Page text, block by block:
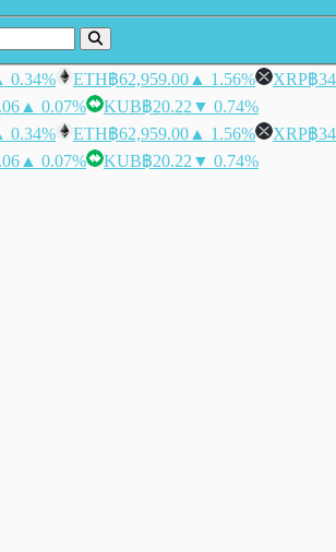
0.34% ETH฿62,959.00 ▲ 1.56% XRP฿
▲ 0.07% KUB฿20.22 ▼ 0.74%
0.34% ETH฿62,959.00 ▲ 1.56% XRP฿
▲ 0.07% KUB฿20.22 ▼ 0.74%